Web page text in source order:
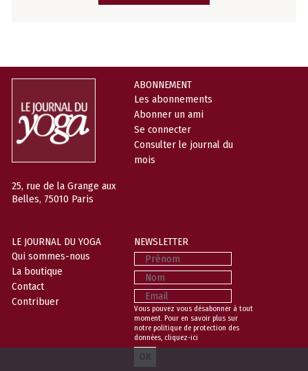
25, rue de la Grange aux
Belles, 75010 Paris
ABONNEMENT
Les abonnements
Abonner un ami
Se connecter
Consulter le journal du
mois
LE JOURNAL DU YOGA
Qui sommes-nous
La boutique
Contact
Contribuer
NEWSLETTER
Prénom
Nom
Email
Vous pouvez vous désabonner à tout
moment. Pour en savoir plus sur
notre politique de protection des
données, cliquez-ici